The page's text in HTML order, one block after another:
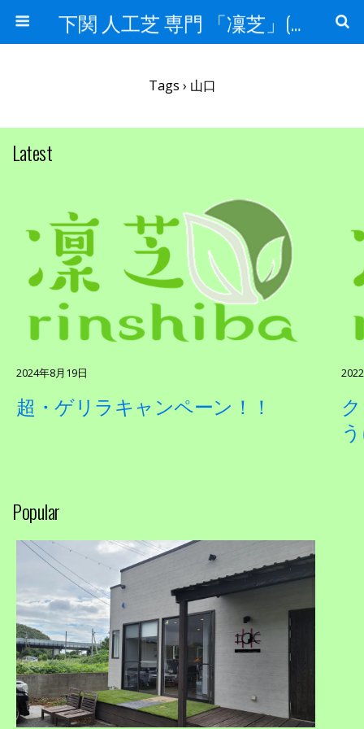
下関 人工芝 専門 「凜芝」(りんしば）
Tags › 山口
Latest
2024年8月19日
超・ゲリラキャンペーン！！
Popular